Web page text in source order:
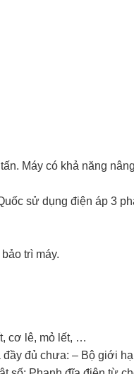
Máy có khả năng
sử dụng điện áp 3
trì máy.
cơ lê, mỏ lết, …
đầy đủ chưa: – Bộ giới